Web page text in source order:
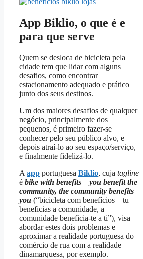
App Biklio, o que é e
para que serve
Quem se desloca de bicicleta pela
cidade tem que lidar com alguns
desafios, como encontrar
estacionamento adequado e prático
junto dos seus destinos.
Um dos maiores desafios de qualquer
negócio, principalmente dos
pequenos, é primeiro fazer-se
conhecer pelo seu público alvo, e
depois atraí-lo ao seu espaço/serviço,
e finalmente fidelizá-lo.
A app portuguesa Biklio, cuja tagline
é bike with benefits – you benefit the
community, the community benefits
you (“bicicleta com benefícios – tu
beneficias a comunidade, a
comunidade beneficia-te a ti”), visa
abordar estes dois problemas e
aproximar a realidade portuguesa do
comércio de rua com a realidade
dinamarquesa, por exemplo.